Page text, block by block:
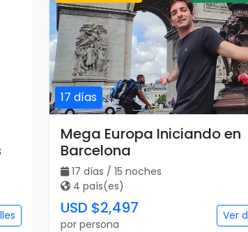
17 días
Mega Europa Iniciando en
Barcelona
17 días / 15 noches
4 país(es)
USD $2,497
por persona
Ver